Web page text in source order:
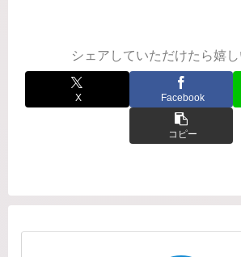
シェアしていただけたら嬉し
X Facebook
コピー